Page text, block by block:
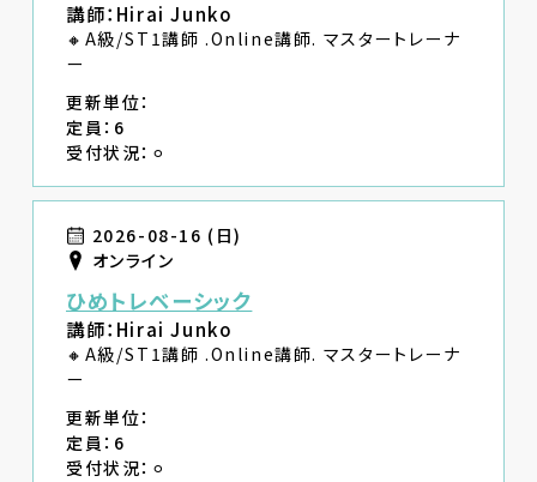
講師：Hirai Junko
🔸A級/ST1講師 .Online講師. マスタートレーナ
ー
更新単位：
定員：6
受付状況：⚪︎
2026-08-16 (日)
オンライン
ひめトレベーシック
講師：Hirai Junko
🔸A級/ST1講師 .Online講師. マスタートレーナ
ー
更新単位：
定員：6
受付状況：⚪︎